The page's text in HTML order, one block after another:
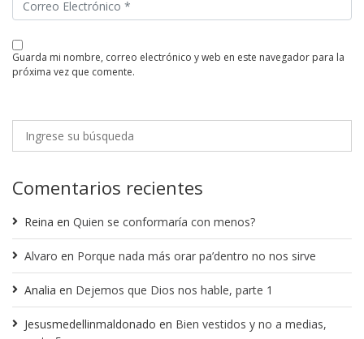
guarda mi nombre, correo electrónico y web en este navegador para la
próxima vez que comente.
Comentarios recientes
Reina en Quien se conformaría con menos?
Alvaro en Porque nada más orar pa’dentro no nos sirve
Analia en Dejemos que Dios nos hable, parte 1
Jesusmedellinmaldonado en Bien vestidos y no a medias,